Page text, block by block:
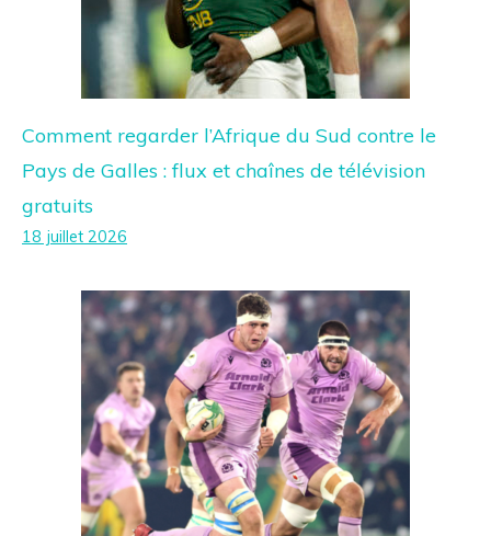
Comment regarder l’Afrique du Sud contre le
Pays de Galles : flux et chaînes de télévision
gratuits
18 juillet 2026